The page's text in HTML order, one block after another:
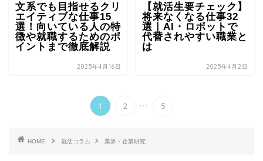
文系でも目指せるクリ
エイティブな仕事15
選！向いている人の特
徴や就職するためのポ
イントまで徹底解説
2025年4月16日
【就活生要チェック】
将来なくなる仕事32
選｜AI・ロボットで
代替されやすい職業と
は
2025年4月2日
1 2 ... 5
HOME 就活コラム 業界・企業研究